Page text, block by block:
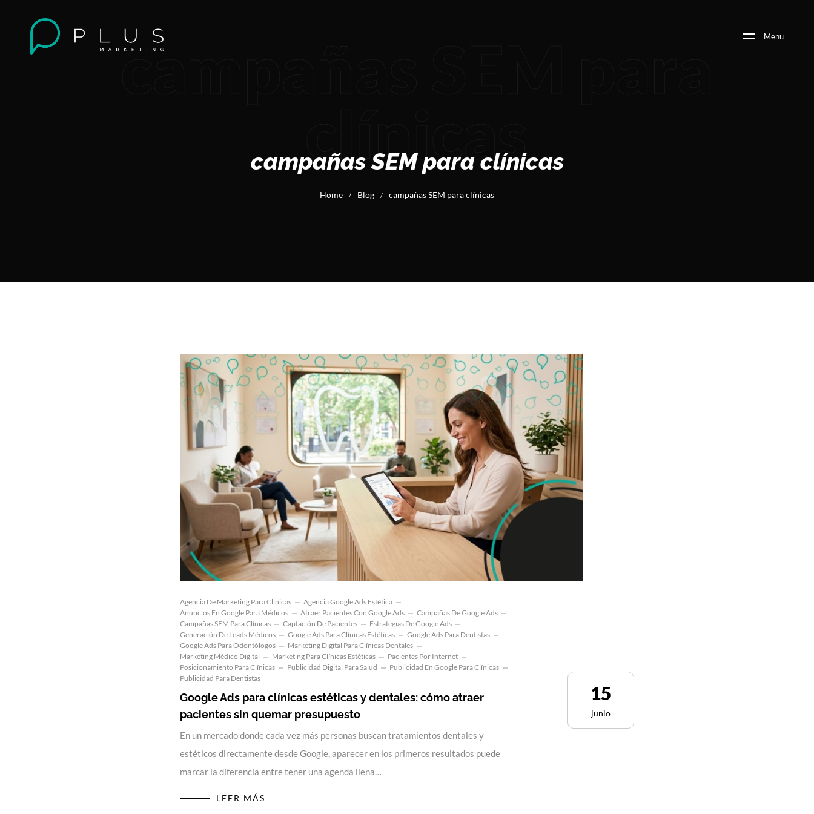
Menu
campañas SEM para
clínicas
campañas SEM para clínicas
Home / Blog / campañas SEM para clínicas
Agencia De Marketing Para Clínicas
Agencia Google Ads Estética
Anuncios En Google Para Médicos
Atraer Pacientes Con Google Ads
Campañas De Google Ads
Campañas SEM Para Clínicas
Captación De Pacientes
Estrategias De Google Ads
Generación De Leads Médicos
Google Ads Para Clínicas Estéticas
Google Ads Para Dentistas
Google Ads Para Odontólogos
Marketing Digital Para Clínicas Dentales
Marketing Médico Digital
Marketing Para Clínicas Estéticas
Pacientes Por Internet
Posicionamiento Para Clínicas
Publicidad Digital Para Salud
Publicidad En Google Para Clínicas
Publicidad Para Dentistas
Google Ads para clínicas estéticas y dentales: cómo atraer
pacientes sin quemar presupuesto
En un mercado donde cada vez más personas buscan tratamientos dentales y
estéticos directamente desde Google, aparecer en los primeros resultados puede
marcar la diferencia entre tener una agenda llena…
LEER MÁS
15
junio